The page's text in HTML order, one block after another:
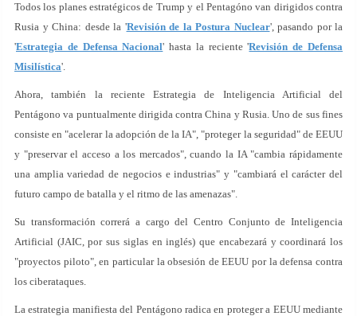
Todos los planes estratégicos de Trump y el Pentagóno van dirigidos contra
Rusia y China: desde la 'Revisión de la Postura Nuclear', pasando por la
'Estrategia de Defensa Nacional' hasta la reciente 'Revisión de Defensa
Misilística'.
Ahora, también la reciente Estrategia de Inteligencia Artificial del
Pentágono va puntualmente dirigida contra China y Rusia. Uno de sus fines
consiste en "acelerar la adopción de la IA", "proteger la seguridad" de EEUU
y "preservar el acceso a los mercados", cuando la IA "cambia rápidamente
una amplia variedad de negocios e industrias" y "cambiará el carácter del
futuro campo de batalla y el ritmo de las amenazas".
Su transformación correrá a cargo del Centro Conjunto de Inteligencia
Artificial (JAIC, por sus siglas en inglés) que encabezará y coordinará los
"proyectos piloto", en particular la obsesión de EEUU por la defensa contra
los ciberataques.
La estrategia manifiesta del Pentágono radica en proteger a EEUU mediante